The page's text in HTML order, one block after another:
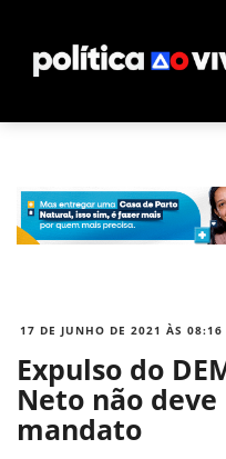
17 DE JUNHO DE 2021 ÀS 08:16
Expulso do
Neto não
mandato